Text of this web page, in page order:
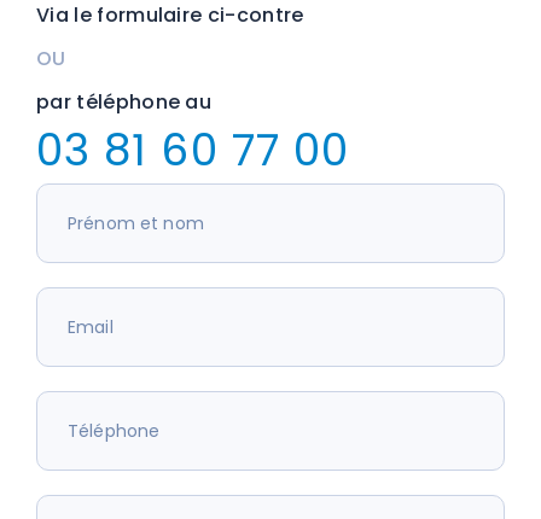
Via le formulaire ci-contre
OU
par téléphone au
03 81 60 77 00